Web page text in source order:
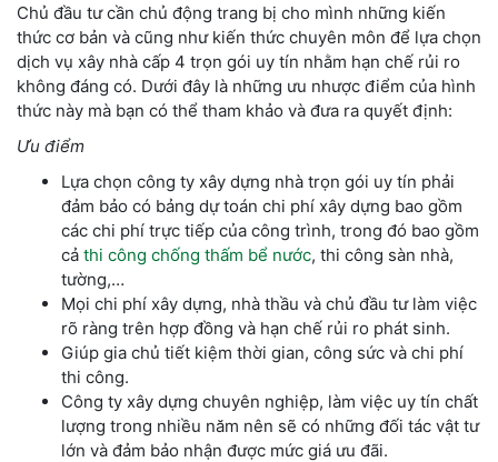
Chủ đầu tư cần chủ động trang bị cho mình những kiến
thức cơ bản và cũng như kiến thức chuyên môn để lựa chọn
dịch vụ xây nhà cấp 4 trọn gói uy tín nhằm hạn chế rủi ro
không đáng có. Dưới đây là những ưu nhược điểm của hình
thức này mà bạn có thể tham khảo và đưa ra quyết định:
Ưu điểm
Lựa chọn công ty xây dựng nhà trọn gói uy tín phải
đảm bảo có bảng dự toán chi phí xây dựng bao gồm
các chi phí trực tiếp của công trình, trong đó bao gồm
cả thi công chống thấm bể nước, thi công sàn nhà,
tường,…
Mọi chi phí xây dựng, nhà thầu và chủ đầu tư làm việc
rõ ràng trên hợp đồng và hạn chế rủi ro phát sinh.
Giúp gia chủ tiết kiệm thời gian, công sức và chi phí
thi công.
Công ty xây dựng chuyên nghiệp, làm việc uy tín chất
lượng trong nhiều năm nên sẽ có những đối tác vật tư
lớn và đảm bảo nhận được mức giá ưu đãi.